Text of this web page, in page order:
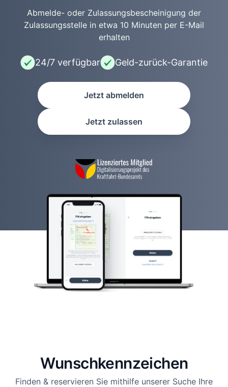
Abmelde- oder Zulassungsbescheinigung der
Zulassungsstelle in etwa 10 Minuten per E-Mail
erhalten
24/7 verfügbar Geld-zurück-Garantie
Jetzt abmelden
Jetzt zulassen
Wunsch­kennzeichen
Finden & reservieren Sie mithilfe unserer Suche Ihre